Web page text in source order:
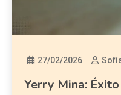
27/02/2026
Yerry Mina: